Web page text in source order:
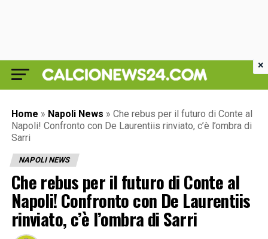
Home » Napoli News » Che rebus per il futuro di Conte al
Napoli! Confronto con De Laurentiis rinviato, c’è l’ombra di
Sarri
NAPOLI NEWS
Che rebus per il futuro di Conte al
Napoli! Confronto con De Laurentiis
rinviato, c’è l’ombra di Sarri
×